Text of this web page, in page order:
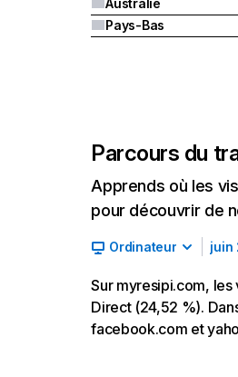
Australie
Pays-Bas
Parcours du
Apprends où les
pour découvrir de
Ordinateur juin
Sur myresipi.com,
Direct (24,52 %).
facebook.com et